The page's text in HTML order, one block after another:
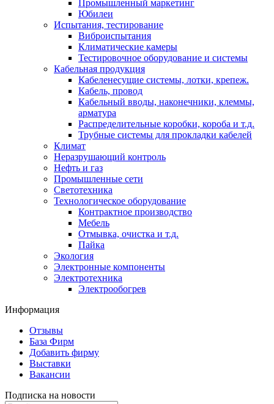
Промышленный маркетинг
Юбилеи
Испытания, тестирование
Виброиспытания
Климатические камеры
Тестировочное оборудование и системы
Кабельная продукция
Кабеленесущие системы, лотки, крепеж.
Кабель, провод
Кабельный вводы, наконечники, клеммы,
арматура
Распределительные коробки, короба и т.д.
Трубные системы для прокладки кабелей
Климат
Неразрушающий контроль
Нефть и газ
Промышленные сети
Светотехника
Технологическое оборудование
Контрактное производство
Мебель
Отмывка, очистка и т.д.
Пайка
Экология
Электронные компоненты
Электротехника
Электрообогрев
Информация
Отзывы
База Фирм
Добавить фирму
Выставки
Вакансии
Подписка на новости